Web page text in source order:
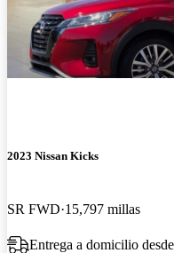
2023 Nissan Kicks
SR FWD 15,797 millas
Entrega a domicilio